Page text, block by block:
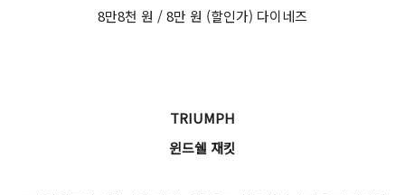
8만8천 원 / 8만 원 (할인가) 다이네즈
TRIUMPH
윈드쉘 재킷